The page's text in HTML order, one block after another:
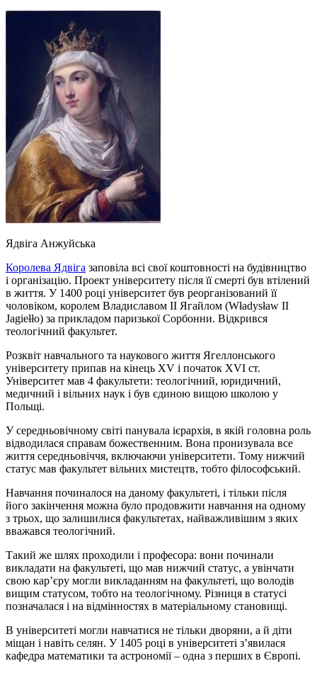
Ядвіга Анжуйська
Королева Ядвіга заповіла всі свої коштовності на будівництво
і організацію. Проект університету після її смерті був втілений
в життя. У 1400 році університет був реорганізований її
чоловіком, королем Владиславом II Ягайлом (Władysław II
Jagiełło) за прикладом паризької Сорбонни. Відкрився
теологічний факультет.
Розквіт навчального та наукового життя Ягеллонського
університету припав на кінець XV і початок XVI ст.
Університет мав 4 факультети: теологічний, юридичний,
медичний і вільних наук і був єдиною вищою школою у
Польщі.
У середньовічному світі панувала ієрархія, в якій головна роль
відводилася справам божественним. Вона пронизувала все
життя середньовіччя, включаючи університети. Тому нижчий
статус мав факультет вільних мистецтв, тобто філософський.
Навчання починалося на даному факультеті, і тільки після
його закінчення можна було продовжити навчання на одному
з трьох, що залишилися факультетах, найважливішим з яких
вважався теологічний.
Такий же шлях проходили і професора: вони починали
викладати на факультеті, що мав нижчий статус, а увінчати
свою кар’єру могли викладанням на факультеті, що володів
вищим статусом, тобто на теологічному. Різниця в статусі
позначалася і на відмінностях в матеріальному становищі.
В університеті могли навчатися не тільки дворяни, а й діти
міщан і навіть селян. У 1405 році в університеті з’явилася
кафедра математики та астрономії – одна з перших в Європі.